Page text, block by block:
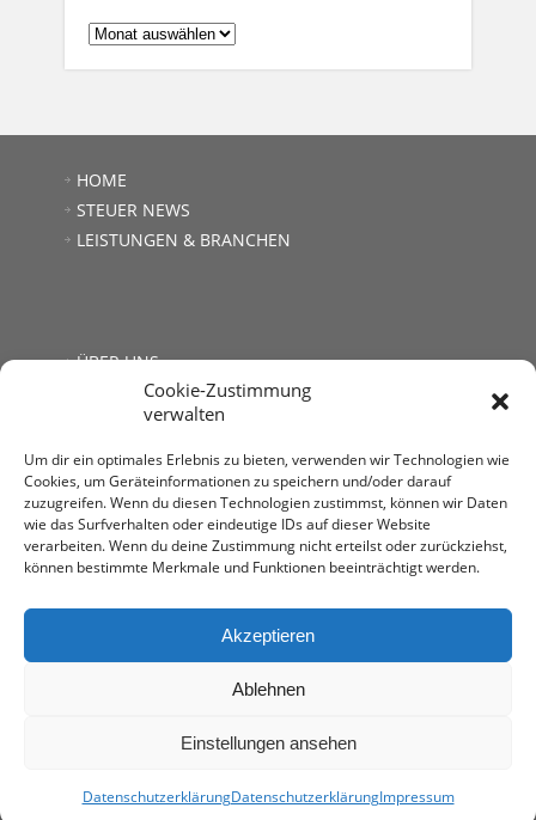
Cookie-Zustimmung
verwalten
Um dir ein optimales Erlebnis zu bieten, verwenden wir Technologien wie
Cookies, um Geräteinformationen zu speichern und/oder darauf
zuzugreifen. Wenn du diesen Technologien zustimmst, können wir Daten
wie das Surfverhalten oder eindeutige IDs auf dieser Website
verarbeiten. Wenn du deine Zustimmung nicht erteilst oder zurückziehst,
können bestimmte Merkmale und Funktionen beeinträchtigt werden.
Akzeptieren
Ablehnen
Einstellungen ansehen
DatenschutzerklärungDatenschutzerklärungImpressum
ARCHIV:
HOME
STEUER NEWS
LEISTUNGEN & BRANCHEN
ÜBER UNS
KONTAKT
Steuerberatung Mag. Andrea Kromer
E:office@stb-kromer.at
AMEKOM